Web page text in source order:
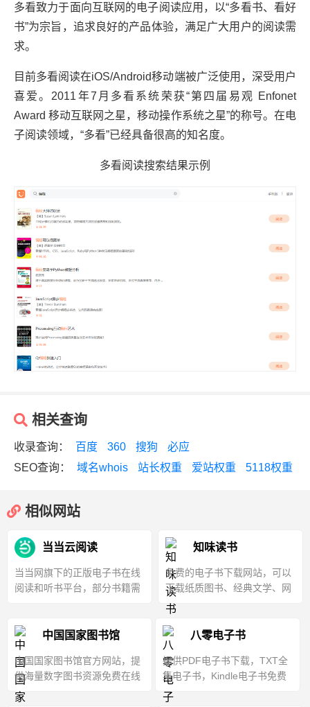
多看致力于面向互联网的电子阅读应用，以“多看书、看好
书”为宗旨，追求良好的产品体验，满足广大用户的阅读需
求。
目前多看阅读在iOS/Android移动端被广泛使用，深受用户
喜爱。2011年7月多看系统荣获“第四届易观 Enfonet
Award 移动互联网之星，移动操作系统之星”的称号。在电
子阅读领域，“多看”已经具备很高的知名度。
多看阅读搜索结果示例
相关查询
收录查询： 百度 360 搜狗
必应
SEO查询：
域名whois 站长权重 爱站权重 5118权重
相似网站
当当云阅读
当当网旗下的正版电子书在线
阅读和听书平台，部分书籍需
知味读书
免费的电子书下载网站，可以
下载纸质图书、经典文学、网
络小说txt和pdf等格式电子书
中国国家图书馆
中国国家图书馆官方网站，提
供海量数字图书资源免费在线
阅读学习
八零电子书
提供PDF电子书下载，TXT全
集电子书，Kindle电子书免费
下载的网站